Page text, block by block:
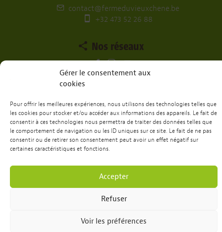
Gérer le consentement aux
cookies
Pour offrir les meilleures expériences, nous utilisons des technologies telles que
les cookies pour stocker et/ou accéder aux informations des appareils. Le fait de
consentir à ces technologies nous permettra de traiter des données telles que
le comportement de navigation ou les ID uniques sur ce site. Le fait de ne pas
consentir ou de retirer son consentement peut avoir un effet négatif sur
certaines caractéristiques et fonctions.
Accepter
Refuser
Voir les préférences
contact@fermeduvieuxchene.be
+32 473 52 26 88
Nos réseaux
Envie de passer un week-end ou une
semaine chez nous?
Réservation
Site web réalisé parDots